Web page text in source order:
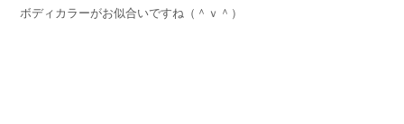
ボディカラーがお似合いですね（＾ｖ＾）